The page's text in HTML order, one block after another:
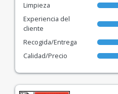
Colaboramos con líderes
Travis, Gorent y muchos
Reserva Rápida
Tecnología moderna para
Limpieza
Experiencia del
cliente
Recogida/Entrega
Calidad/Precio